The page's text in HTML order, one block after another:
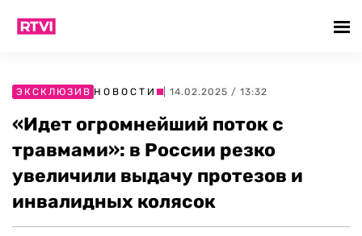
ЭКСКЛЮЗИВ НОВОСТИ | 14.02.2025 / 13:32
«Идет огромнейший поток с
травмами»: в России резко
увеличили выдачу протезов и
инвалидных колясок